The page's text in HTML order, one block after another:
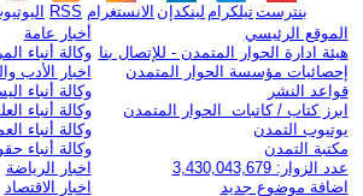
RSS الانستغرام لينكدإن تيلكرامبنترست
الموقع الرئيسي
هيئة ادارة الحوار المتمدن - للإتصال بنا
إحصائيات مؤسسة الحوار المتمدن
قواعد النشر
ابرز كتاب / كاتبات الحوار المتمدن
يوتيوب التمدن
مكتبة التمدن
عدد الزوار: 3,430,043,679
اضافة موضوع جديد
أخبار عامة
وكالة أنباء
اخبار الأدب
وكالة أنباء
وكالة أنباء
وكالة أنباء
وكالة أنباء
اخبار الرياضة
اخبار الاقتصاد